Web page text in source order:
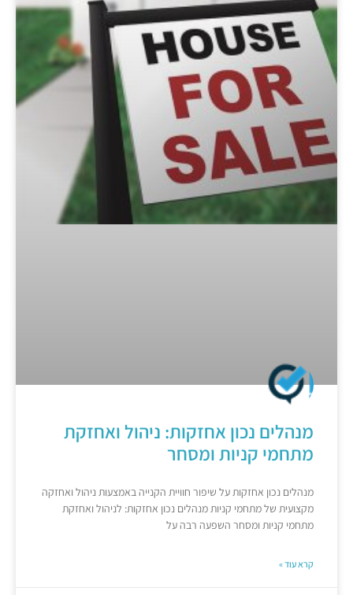
מנהלים נכון אחזקות: ניהול ואחזקת
מתחמי קניות ומסחר
מנהלים נכון אחזקות על שיפור חוויית הקנייה באמצעות ניהול ואחזקה
מקצועית של מתחמי קניות מנהלים נכון אחזקות: לניהול ואחזקת
מתחמי קניות ומסחר השפעה רבה על
קרא עוד »